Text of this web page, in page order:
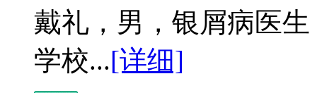
戴礼，男，银屑病医
学校...[详细]